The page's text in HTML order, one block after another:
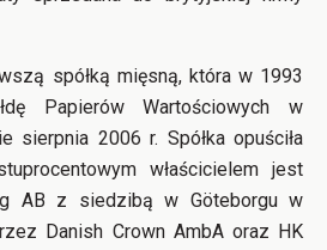
spółką mięsną, która w 1993
Papierów Wartościowych w
sierpnia 2006 r. Spółka opuściła
właścicielem jest
AB z siedzibą w Göteborgu w
Danish Crown AmbA oraz HK